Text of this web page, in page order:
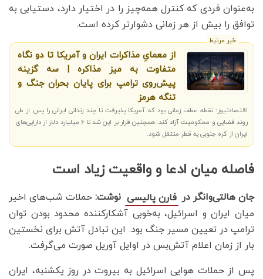
به‌عنوان فردی که کنترل همه‌چیز را در اختیار دارد، دستیابی به
توافق را بیش از هر زمانی دشوارتر کرده است.
خبر مرتبط
از معمایِ مذاکرات ایران و آمریکا تا دو نگاه
متفاوت به میز مذاکره | سه گزینه
پیش‌روی ترامپ برای پایان بحران جنگ و
تنگه هرمز
اقتصادنیوز: نقطه عطف زمانی بود که آمریکا پذیرفت تا چند زندانی ایرانی را پس از طی
روند قضایی و محکومیت آزاد کند. همچنین قرار بر این شد تا 6 میلیارد دلار از دارایی‌های
ایران از کره جنوبی به قطر منتقل شود.
فاصله میان ادعا و واقعیت زیاد است
جان هالتی‌وانگر در فارن پالیسی نوشت:حملات شب‌های اخیر
میان ایران و اسرائیل، به‌خوبی آشکار‌کننده محدود بودن توان
ترامپ در تعیین مسیر جنگ بود. این تبادل آتش برای نخستین
بار از زمان اعلام آتش‌بس در اوایل آوریل صورت می‌گرفت.
پس از حملات هوایی اسرائیل به بیروت در روز یکشنبه، ایران